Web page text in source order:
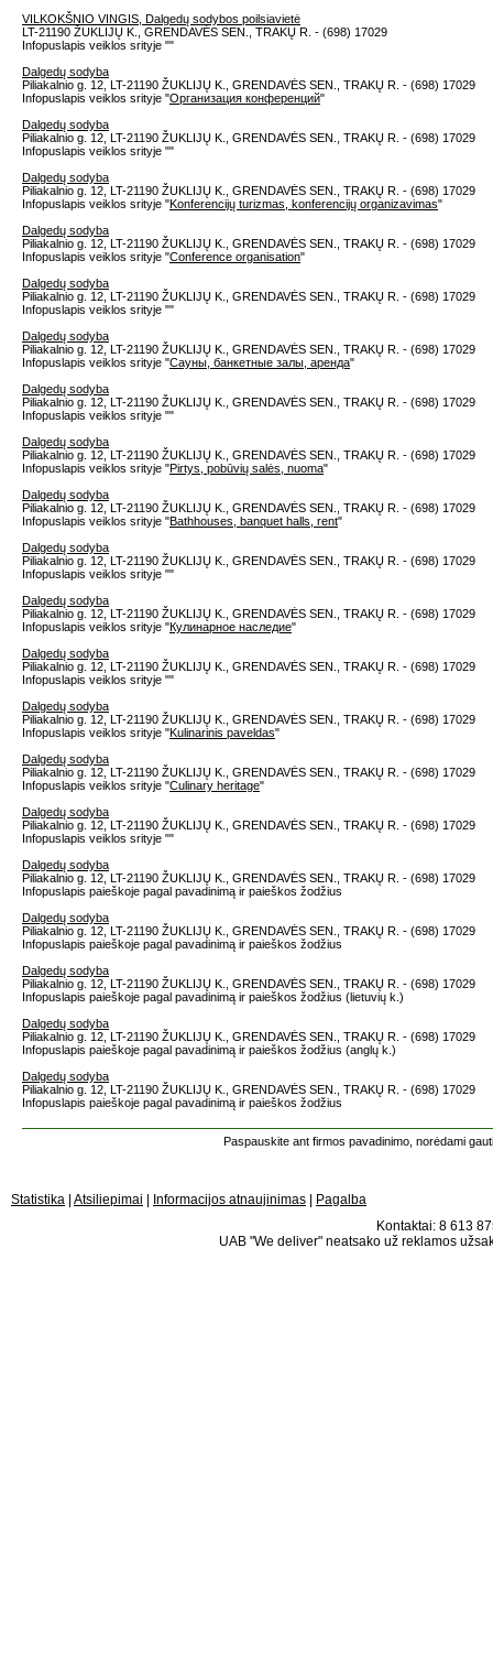
VILKOKŠNIO VINGIS, Dalgedų sodybos poilsiavietė
LT-21190 ŽUKLIJŲ K., GRENDAVĖS SEN., TRAKŲ R. - (698) 17029
Infopuslapis veiklos srityje ""
Dalgedų sodyba
Piliakalnio g. 12, LT-21190 ŽUKLIJŲ K., GRENDAVĖS SEN., TRAKŲ R. - (698) 17029
Infopuslapis veiklos srityje "Организация конференций"
Dalgedų sodyba
Piliakalnio g. 12, LT-21190 ŽUKLIJŲ K., GRENDAVĖS SEN., TRAKŲ R. - (698) 17029
Infopuslapis veiklos srityje ""
Dalgedų sodyba
Piliakalnio g. 12, LT-21190 ŽUKLIJŲ K., GRENDAVĖS SEN., TRAKŲ R. - (698) 17029
Infopuslapis veiklos srityje "Konferencijų turizmas, konferencijų organizavimas"
Dalgedų sodyba
Piliakalnio g. 12, LT-21190 ŽUKLIJŲ K., GRENDAVĖS SEN., TRAKŲ R. - (698) 17029
Infopuslapis veiklos srityje "Conference organisation"
Dalgedų sodyba
Piliakalnio g. 12, LT-21190 ŽUKLIJŲ K., GRENDAVĖS SEN., TRAKŲ R. - (698) 17029
Infopuslapis veiklos srityje ""
Dalgedų sodyba
Piliakalnio g. 12, LT-21190 ŽUKLIJŲ K., GRENDAVĖS SEN., TRAKŲ R. - (698) 17029
Infopuslapis veiklos srityje "Сауны, банкетные залы, аренда"
Dalgedų sodyba
Piliakalnio g. 12, LT-21190 ŽUKLIJŲ K., GRENDAVĖS SEN., TRAKŲ R. - (698) 17029
Infopuslapis veiklos srityje ""
Dalgedų sodyba
Piliakalnio g. 12, LT-21190 ŽUKLIJŲ K., GRENDAVĖS SEN., TRAKŲ R. - (698) 17029
Infopuslapis veiklos srityje "Pirtys, pobūvių salės, nuoma"
Dalgedų sodyba
Piliakalnio g. 12, LT-21190 ŽUKLIJŲ K., GRENDAVĖS SEN., TRAKŲ R. - (698) 17029
Infopuslapis veiklos srityje "Bathhouses, banquet halls, rent"
Dalgedų sodyba
Piliakalnio g. 12, LT-21190 ŽUKLIJŲ K., GRENDAVĖS SEN., TRAKŲ R. - (698) 17029
Infopuslapis veiklos srityje ""
Dalgedų sodyba
Piliakalnio g. 12, LT-21190 ŽUKLIJŲ K., GRENDAVĖS SEN., TRAKŲ R. - (698) 17029
Infopuslapis veiklos srityje "Кулинарное наследие"
Dalgedų sodyba
Piliakalnio g. 12, LT-21190 ŽUKLIJŲ K., GRENDAVĖS SEN., TRAKŲ R. - (698) 17029
Infopuslapis veiklos srityje ""
Dalgedų sodyba
Piliakalnio g. 12, LT-21190 ŽUKLIJŲ K., GRENDAVĖS SEN., TRAKŲ R. - (698) 17029
Infopuslapis veiklos srityje "Kulinarinis paveldas"
Dalgedų sodyba
Piliakalnio g. 12, LT-21190 ŽUKLIJŲ K., GRENDAVĖS SEN., TRAKŲ R. - (698) 17029
Infopuslapis veiklos srityje "Culinary heritage"
Dalgedų sodyba
Piliakalnio g. 12, LT-21190 ŽUKLIJŲ K., GRENDAVĖS SEN., TRAKŲ R. - (698) 17029
Infopuslapis veiklos srityje ""
Dalgedų sodyba
Piliakalnio g. 12, LT-21190 ŽUKLIJŲ K., GRENDAVĖS SEN., TRAKŲ R. - (698) 17029
Infopuslapis paieškoje pagal pavadinimą ir paieškos žodžius
Dalgedų sodyba
Piliakalnio g. 12, LT-21190 ŽUKLIJŲ K., GRENDAVĖS SEN., TRAKŲ R. - (698) 17029
Infopuslapis paieškoje pagal pavadinimą ir paieškos žodžius
Dalgedų sodyba
Piliakalnio g. 12, LT-21190 ŽUKLIJŲ K., GRENDAVĖS SEN., TRAKŲ R. - (698) 17029
Infopuslapis paieškoje pagal pavadinimą ir paieškos žodžius (lietuvių k.)
Dalgedų sodyba
Piliakalnio g. 12, LT-21190 ŽUKLIJŲ K., GRENDAVĖS SEN., TRAKŲ R. - (698) 17029
Infopuslapis paieškoje pagal pavadinimą ir paieškos žodžius (anglų k.)
Dalgedų sodyba
Piliakalnio g. 12, LT-21190 ŽUKLIJŲ K., GRENDAVĖS SEN., TRAKŲ R. - (698) 17029
Infopuslapis paieškoje pagal pavadinimą ir paieškos žodžius
Paspauskite ant firmos pavadinimo, norėdami
Statistika Atsiliepimai Informacijos atnaujinimas
Pagalba
Kontaktai: 8 613
UAB "We deliver" neatsako už reklamos